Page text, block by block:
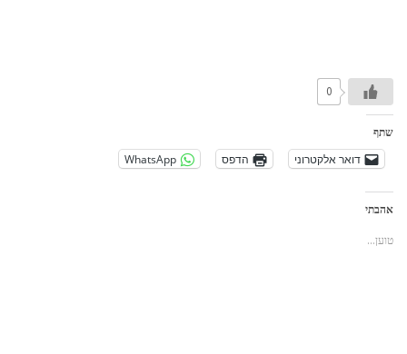
0
שתף
דואר אלקטרוני
הדפס WhatsApp
אהבתי
טוען...